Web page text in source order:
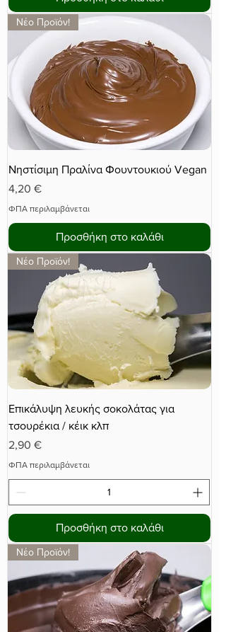
Νέο Προϊόν!
Νηστίσιμη Πραλίνα Φουντουκιού Vegan
Τιμή
4,20 €
ΦΠΑ περιλαμβάνεται
Προσθήκη στο καλάθι
Νέο Προϊόν!
Επικάλυψη λευκής σοκολάτας για
τσουρέκια / κέικ κλπ
Τιμή
2,90 €
ΦΠΑ περιλαμβάνεται
Προσθήκη στο καλάθι
Νέο Προϊόν!